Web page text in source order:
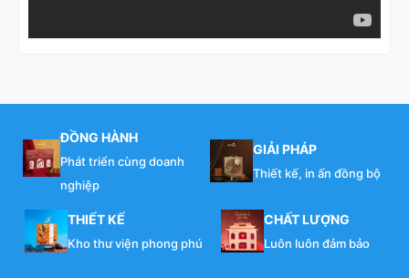
ĐỒNG HÀNH
Phát triển cùng doanh
nghiệp
GIẢI PHÁP
Thiết kế, in ấn đồng bộ
THIẾT KẾ
Kho thư viện phong phú
CHẤT LƯỢNG
Luôn luôn đảm bảo